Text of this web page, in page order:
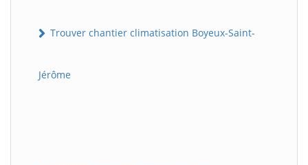
Trouver chantier climatisation Boyeux-Saint-
Jérôme